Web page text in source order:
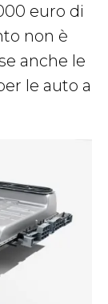
euro di
non è
anche le
le auto a